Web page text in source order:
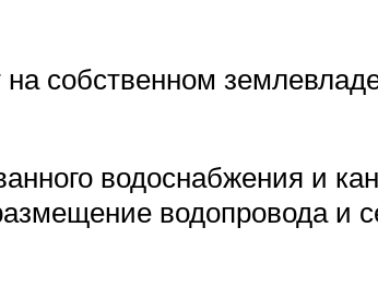
собственном
водоснабжения и
водопровода и